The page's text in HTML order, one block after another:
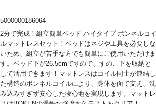
5000000186064
2分で完成！組立簡単ベッド ハイタイプ ボンネルコイ
ルマットレスセット！ベッドはネジや工具を必要しな
いため、組立が苦手な方でも簡単にご使用いただけま
す。ベッド下が26.5cmですので、すのこ下を収納と
して活用できます！マットレスはコイル同士が連結し
た構造のボンネルコイルにより、身体を面で支え、沈
み込みすぎず安心した寝心地を実現します。マットレ
スはBOKENの過酷な強度耐久テストをクリア！